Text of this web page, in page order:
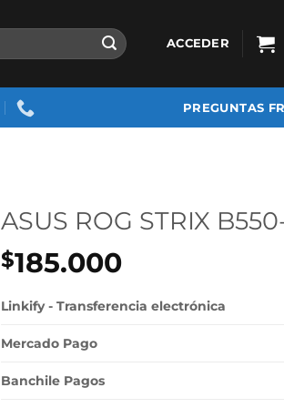
ACCEDER
PREGUNTAS
ASUS ROG STRIX
$185.000
Linkify - Transferencia electrónica
Mercado Pago
Banchile Pagos